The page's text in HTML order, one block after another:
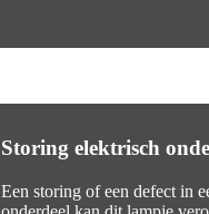
Storing elektrisch
Een storing of een defect in